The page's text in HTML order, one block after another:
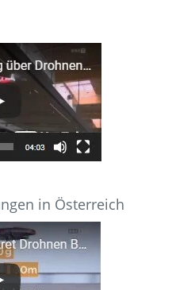
in Österreich